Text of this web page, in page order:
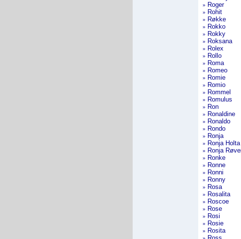
» Roger
» Rohit
» Røkke
» Rokko
» Rokky
» Roksana
» Rolex
» Rollo
» Roma
» Romeo
» Romie
» Romio
» Rommel
» Romulus
» Ron
» Ronaldine
» Ronaldo
» Rondo
» Ronja
» Ronja Holta
» Ronja
» Ronke
» Ronne
» Ronni
» Ronny
» Rosa
» Rosalita
» Roscoe
» Rose
» Rosi
» Rosie
» Rosita